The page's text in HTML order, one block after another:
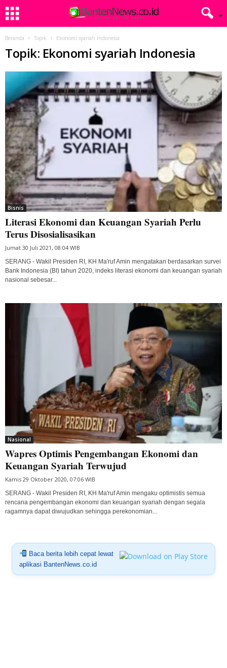
Beranda Topik Ekonomi syariah Indonesia
Topik: Ekonomi syariah Indonesia
Bisnis
Literasi Ekonomi dan Keuangan Syariah Perlu
Terus Disosialisasikan
Jumat 30 Juli 2021, 08:04 WIB
SERANG - Wakil Presiden RI, KH Ma'ruf Amin mengatakan berdasarkan survei
Bank Indonesia (BI) tahun 2020, indeks literasi ekonomi dan keuangan syariah
nasional sebesar...
Nasional
Wapres Optimis Pengembangan Ekonomi dan
Keuangan Syariah Terwujud
Kamis 29 Oktober 2020, 07:06 WIB
SERANG - Wakil Presiden RI, KH Ma'ruf Amin mengaku optimistis semua
rencana pengembangan ekonomi dan keuangan syariah dengan segala
ragamnya dapat diwujudkan sehingga perekonomian...
Baca berita lebih cepat lewat
aplikasi BantenNews.co.id